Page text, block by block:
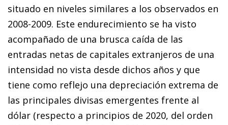
situado en niveles similares a los observados en
2008-2009. Este endurecimiento se ha visto
acompañado de una brusca caída de las
entradas netas de capitales extranjeros de una
intensidad no vista desde dichos años y que
tiene como reflejo una depreciación extrema de
las principales divisas emergentes frente al
dólar (respecto a principios de 2020, del orden